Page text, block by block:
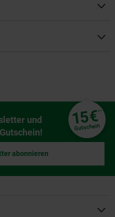
und
15€**
Gutschein
abonnieren